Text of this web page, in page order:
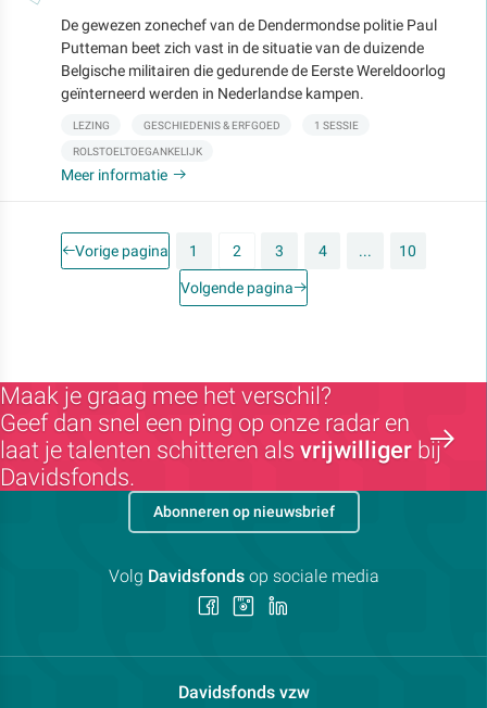
De gewezen zonechef van de Dendermondse politie Paul
Putteman beet zich vast in de situatie van de duizende
Belgische militairen die gedurende de Eerste Wereldoorlog
geïnterneerd werden in Nederlandse kampen.
LEZING GESCHIEDENIS & ERFGOED 1 SESSIE
ROLSTOELTOEGANKELIJK
Meer informatie
Vorige pagina 1 2 3 4 ... 10
Volgende pagina
Maak je graag mee het verschil?
Geef dan snel een ping op onze radar en
laat je talenten schitteren als vrijwilliger bij
Davidsfonds.
Davidsfonds vzwContactpersoon:
Abonneren op nieuwsbrief
Volg Davidsfondsop sociale media
Volg
ons
Volg